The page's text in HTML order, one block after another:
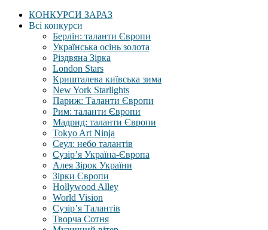
КОНКУРСИ ЗАРАЗ
Всі конкурси
Берлін: таланти Європи
Українська осінь золота
Різдвяна Зірка
London Stars
Кришталева київська зима
New York Starlights
Париж: Таланти Європи
Рим: таланти Європи
Мадрид: таланти Європи
Tokyo Art Ninja
Сеул: небо талантів
Сузір’я Україна-Європа
Алея Зірок України
Зірки Європи
Hollywood Alley
World Vision
Сузір’я Талантів
Творча Сотня